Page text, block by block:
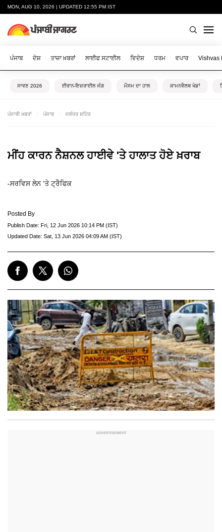
MON, AUG 10, 2026 | UPDATED 12:55 PM IST
ਪੰਜਾਬ ਦੇਸ਼ ਤਾਜ਼ਾ ਖ਼ਬਰਾਂ ਲਾਈਫ ਸਟਾਈਲ ਵਿਦੇਸ਼ ਧਰਮ ਵਪਾਰ Vishvas
ਸਾਵਣ 2026 ਈਰਾਨ-ਇਜ਼ਰਾਈਲ ਜੰਗ ਮੌਸਮ ਦਾ ਹਾਲ ਕਾਮਨਵੈਲਥ ਖੇਡਾਂ
ਪੰਜਾਬੀ ਖ਼ਬਰਾਂ ਪੰਜਾਬ ਜਲੰਧਰ ਸ਼ਹਿਰ
ਮੀਂਹ ਕਾਰਨ ਨੈਸ਼ਨਲ ਹਾਈਵੇ 'ਤੇ ਹਾਲਾਤ ਹੋਏ ਖ਼ਰਾਬ
-ਸਰਵਿਸ ਲੇਨ 'ਤੇ ਟ੍ਰੈਫਿਕ
Posted By
Publish Date: Fri, 12 Jun 2026 10:14 PM (IST)
Updated Date: Sat, 13 Jun 2026 04:09 AM (IST)